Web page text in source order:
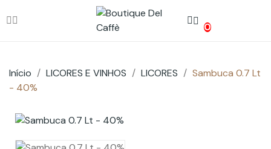
0
Início LICORES E VINHOS LICORES
Sambuca 0.7 Lt
- 40%